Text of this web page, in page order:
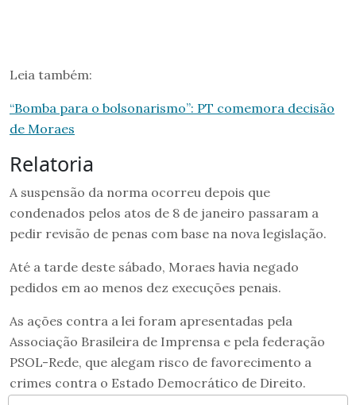
Leia também:
“Bomba para o bolsonarismo”: PT comemora decisão
de Moraes
Relatoria
A suspensão da norma ocorreu depois que
condenados pelos atos de 8 de janeiro passaram a
pedir revisão de penas com base na nova legislação.
Até a tarde deste sábado, Moraes havia negado
pedidos em ao menos dez execuções penais.
As ações contra a lei foram apresentadas pela
Associação Brasileira de Imprensa e pela federação
PSOL-Rede, que alegam risco de favorecimento a
crimes contra o Estado Democrático de Direito.